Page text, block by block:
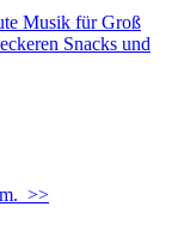
Musik für Groß
Snacks und
>>